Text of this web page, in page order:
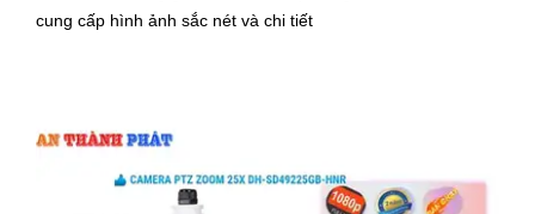
cung cấp hình ảnh sắc nét và chi tiết